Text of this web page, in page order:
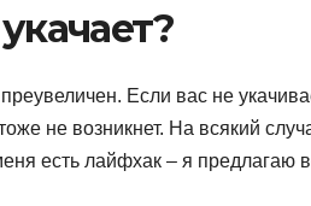
Если вас не
не возникнет. На всякий
есть лайфхак – я предлагаю